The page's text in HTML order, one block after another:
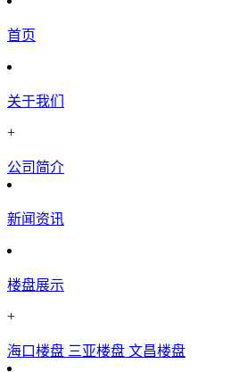
首页
关于我们
+
公司简介
新闻资讯
楼盘展示
+
海口楼盘 三亚楼盘 文昌楼盘